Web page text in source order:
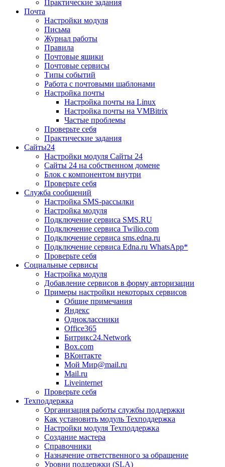
Практические задания
Почта
Настройки модуля
Письма
Журнал работы
Правила
Почтовые ящики
Почтовые сервисы
Типы событий
Работа с почтовыми шаблонами
Настройка почты
Настройка почты на Linux
Настройка почты на VMBitrix
Частые проблемы
Проверьте себя
Практические задания
Сайты24
Настройки модуля Сайты 24
Сайты 24 на собственном домене
Блок с компонентом внутри
Проверьте себя
Служба сообщений
Настройка SMS-рассылки
Настройка модуля
Подключение сервиса SMS.RU
Подключение сервиса Twilio.com
Подключение сервиса sms.edna.ru
Подключение сервиса Edna.ru WhatsApp*
Проверьте себя
Социальные сервисы
Настройка модуля
Добавление сервисов в форму авторизации
Примеры настройки некоторых сервисов
Общие примечания
Яндекс
Одноклассники
Office365
Битрикс24.Network
Box.com
ВКонтакте
Мой Мир@mail.ru
Mail.ru
Liveinternet
Проверьте себя
Техподдержка
Организация работы службы поддержки
Как установить модуль Техподдержка
Настройки модуля Техподдержка
Создание мастера
Справочники
Назначение ответственного за обращение
Уровни поддержки (SLA)